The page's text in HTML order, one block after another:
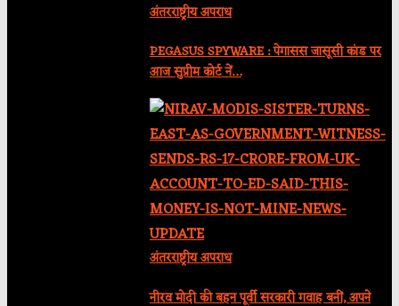
अंतरराष्ट्रीय अपराध
PEGASUS SPYWARE : पेगासस जासूसी कांड पर
आज सुप्रीम कोर्ट नें…
अंतरराष्ट्रीय अपराध
नीरव मोदी की बहन पूर्वी सरकारी गवाह बनीं, अपने